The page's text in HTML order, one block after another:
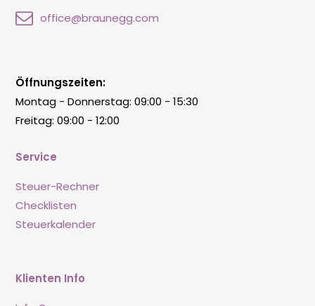
office@braunegg.com
Service
Steuer-Rechner
Checklisten
Steuerkalender
Klienten Info
Öffnungszeiten:
Montag - Donnerstag: 09:00 - 15:30
Freitag: 09:00 - 12:00